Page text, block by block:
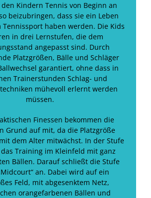
Kindern Tennis von Beginn an
beizubringen, dass sie ein Leben
Tennissport haben werden. Die Kids
in drei Lernstufen, die dem
angepasst sind. Durch
Platzgrößen, Bälle und Schläger
garantiert, ohne dass in
Trainerstunden Schlag- und
mühevoll erlernt werden
müssen.
Finessen bekommen die
Grund auf mit, da die Platzgröße
dem Alter mitwächst. In der Stufe
Training im Kleinfeld mit ganz
Bällen. Darauf schließt die Stufe
an. Dabei wird auf ein
Feld, mit abgesenktem Netz,
orangefarbenen Bällen und